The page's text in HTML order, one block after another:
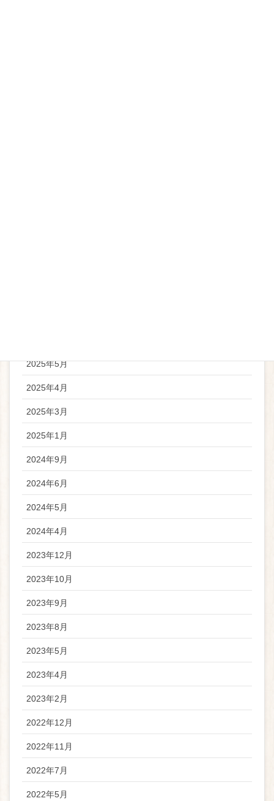
2025年5月
2025年4月
2025年3月
2025年1月
2024年9月
2024年6月
2024年5月
2024年4月
2023年12月
2023年10月
2023年9月
2023年8月
2023年5月
2023年4月
2023年2月
2022年12月
2022年11月
2022年7月
2022年5月